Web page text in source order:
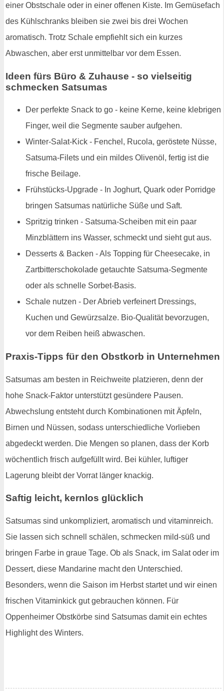
einer Obstschale oder in einer offenen Kiste. Im Gemüsefach
des Kühlschranks bleiben sie zwei bis drei Wochen
aromatisch. Trotz Schale empfiehlt sich ein kurzes
Abwaschen, aber erst unmittelbar vor dem Essen.
Ideen fürs Büro & Zuhause - so vielseitig
schmecken Satsumas
Der perfekte Snack to go - keine Kerne, keine klebrigen
Finger, weil die Segmente sauber aufgehen.
Winter-Salat-Kick - Fenchel, Rucola, geröstete Nüsse,
Satsuma-Filets und ein mildes Olivenöl, fertig ist die
frische Beilage.
Frühstücks-Upgrade - In Joghurt, Quark oder Porridge
bringen Satsumas natürliche Süße und Saft.
Spritzig trinken - Satsuma-Scheiben mit ein paar
Minzblättern ins Wasser, schmeckt und sieht gut aus.
Desserts & Backen - Als Topping für Cheesecake, in
Zartbitterschokolade getauchte Satsuma-Segmente
oder als schnelle Sorbet-Basis.
Schale nutzen - Der Abrieb verfeinert Dressings,
Kuchen und Gewürzsalze. Bio-Qualität bevorzugen,
vor dem Reiben heiß abwaschen.
Praxis-Tipps für den Obstkorb in Unternehmen
Satsumas am besten in Reichweite platzieren, denn der
hohe Snack-Faktor unterstützt gesündere Pausen.
Abwechslung entsteht durch Kombinationen mit Äpfeln,
Birnen und Nüssen, sodass unterschiedliche Vorlieben
abgedeckt werden. Die Mengen so planen, dass der Korb
wöchentlich frisch aufgefüllt wird. Bei kühler, luftiger
Lagerung bleibt der Vorrat länger knackig.
Saftig leicht, kernlos glücklich
Satsumas sind unkompliziert, aromatisch und vitaminreich.
Sie lassen sich schnell schälen, schmecken mild-süß und
bringen Farbe in graue Tage. Ob als Snack, im Salat oder im
Dessert, diese Mandarine macht den Unterschied.
Besonders, wenn die Saison im Herbst startet und wir einen
frischen Vitaminkick gut gebrauchen können. Für
Oppenheimer Obstkörbe sind Satsumas damit ein echtes
Highlight des Winters.